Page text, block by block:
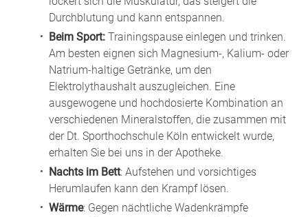
Durchblutung und kann entspannen.
Beim Sport: Trainingspause einlegen und trinken.
Am besten eignen sich Magnesium-, Kalium- oder
Natrium-haltige Getränke, um den
Elektrolythaushalt auszugleichen. Eine
ausgewogene und hochdosierte Kombination an
verschiedenen Mineralstoffen, die zusammen mit
der Dt. Sporthochschule Köln entwickelt wurde,
erhalten Sie bei uns in der Apotheke.
Nachts im Bett: Aufstehen und vorsichtiges
Herumlaufen kann den Krampf lösen.
Wärme: Gegen nächtliche Wadenkrämpfe